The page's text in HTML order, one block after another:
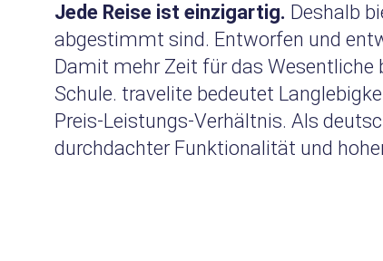
Jede Reise ist einzigartig. Deshalb
abgestimmt sind. Entworfen und
Damit mehr Zeit für das Wesentliche
Schule. travelite bedeutet
Preis-Leistungs-Verhältnis. Als
durchdachter Funktionalität und